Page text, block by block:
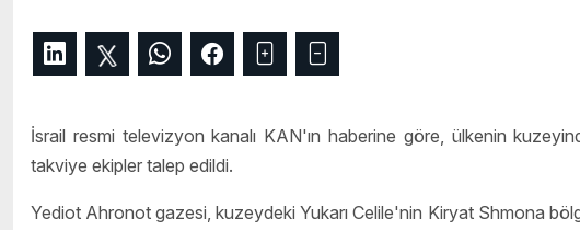
İsrail resmi televizyon kanalı KAN'ın haberine göre, ülkenin
takviye ekipler talep edildi.
Yediot Ahronot gazesi, kuzeydeki Yukarı Celile'nin Kiryat Shmona